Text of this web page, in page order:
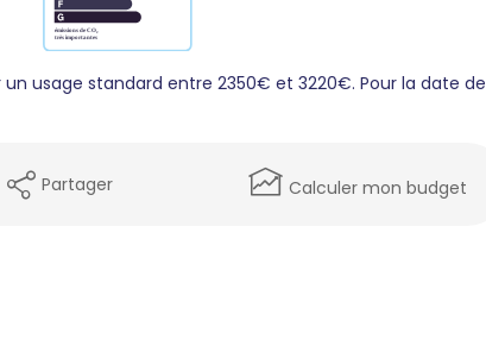
usage standard entre 2350€ et 3220€. Pour la date de
Partager Calculer mon budget